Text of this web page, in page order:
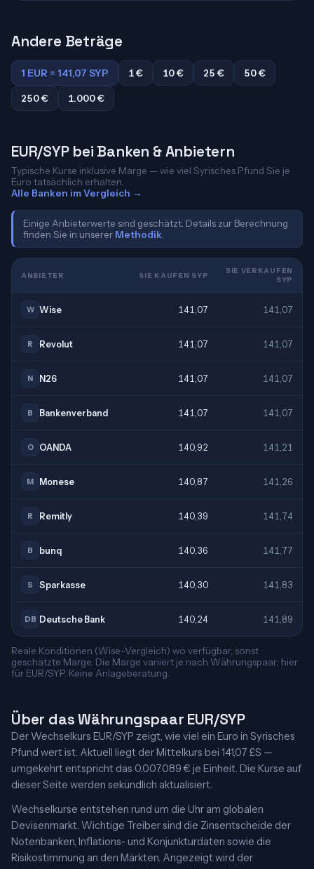
Andere Beträge
1 EUR = 141,07 SYP 1 € 10 € 25 €
50 €
250 €
1.000 €
EUR/SYP bei Banken & Anbietern
Typische Kurse inklusive Marge — wie viel Syrisches Pfund Sie je
Euro tatsächlich erhalten.
Alle Banken im Vergleich →
Einige Anbieterwerte sind geschätzt. Details zur Berechnung
finden Sie in unserer Methodik
ANBIETER SIE KAUFEN SYP
SIE VERKAUFEN
SYP
W Wise 141,07 141,07
R Revolut 141,07 141,07
N N26 141,07 141,07
B Bankenverband 141,07 141,07
O OANDA 140,92 141,21
M Monese 140,87 141,26
R Remitly 140,39 141,74
B bunq 140,36 141,77
S Sparkasse 140,30 141,83
DB Deutsche Bank 140,24 141,89
Reale Konditionen (Wise-Vergleich) wo verfügbar, sonst
geschätzte Marge. Die Marge variiert je nach Währungspaar; hier
für EUR/SYP. Keine Anlageberatung.
Über das Währungspaar EUR/SYP
Der Wechselkurs EUR/SYP zeigt, wie viel ein Euro in Syrisches
Pfund wert ist. Aktuell liegt der Mittelkurs bei 141,07 £S —
umgekehrt entspricht das 0,007089 € je Einheit. Die Kurse auf
dieser Seite werden sekündlich aktualisiert.
Wechselkurse entstehen rund um die Uhr am globalen
Devisenmarkt. Wichtige Treiber sind die Zinsentscheide der
Notenbanken, Inflations- und Konjunkturdaten sowie die
Risikostimmung an den Märkten. Angezeigt wird der